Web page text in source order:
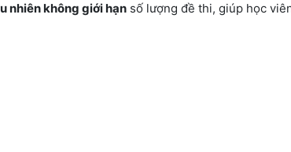
nhiên không giới hạn số lượng đề thi, giúp học